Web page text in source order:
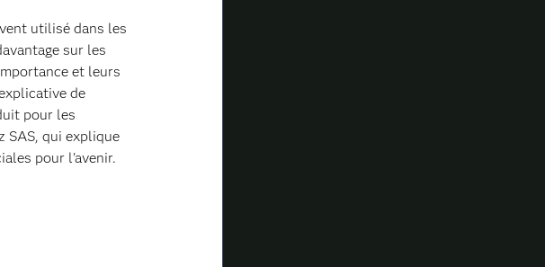
utilisé dans les
sur les
et leurs
de
pour les
SAS, qui explique
pour l'avenir.